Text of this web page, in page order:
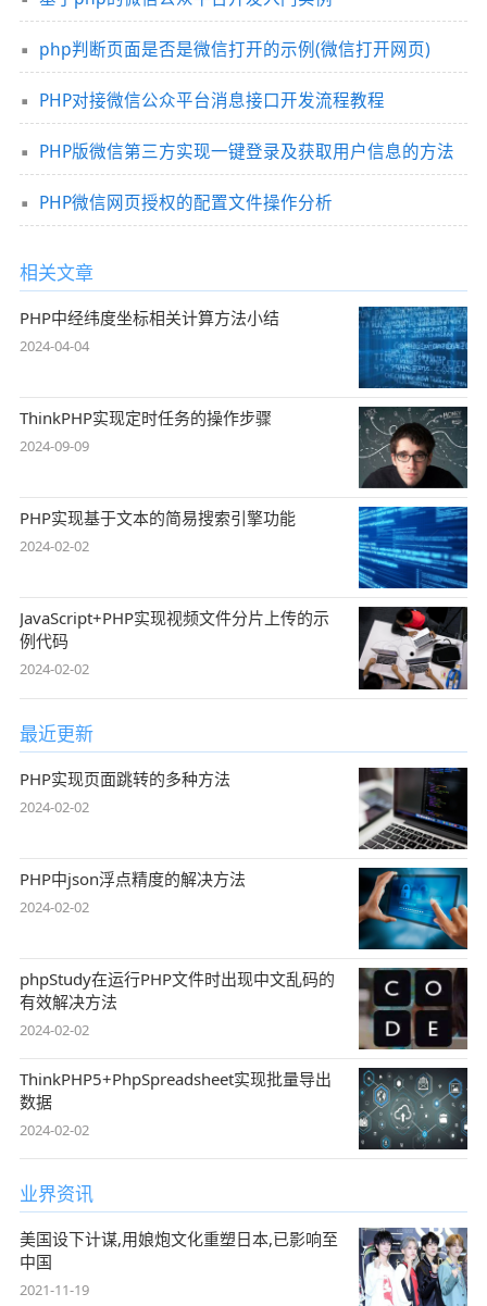
php判断页面是否是微信打开的示例(微信打开网页)
PHP对接微信公众平台消息接口开发流程教程
PHP版微信第三方实现一键登录及获取用户信息的方法
PHP微信网页授权的配置文件操作分析
相关文章
PHP中经纬度坐标相关计算方法小结
2024-04-04
ThinkPHP实现定时任务的操作步骤
2024-09-09
PHP实现基于文本的简易搜索引擎功能
2024-02-02
JavaScript+PHP实现视频文件分片上传的示
例代码
2024-02-02
最近更新
PHP实现页面跳转的多种方法
2024-02-02
PHP中json浮点精度的解决方法
2024-02-02
phpStudy在运行PHP文件时出现中文乱码的
有效解决方法
2024-02-02
ThinkPHP5+PhpSpreadsheet实现批量导出
数据
2024-02-02
业界资讯
美国设下计谋,用娘炮文化重塑日本,已影响至
中国
2021-11-19